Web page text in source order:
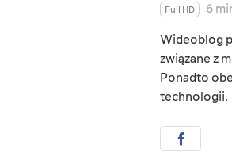
Full HD
6
Wideoblog
związane z
Ponadto
technologii.